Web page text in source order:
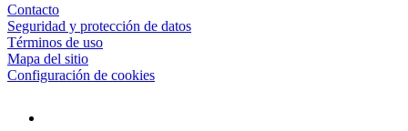
Contacto
Seguridad y protección de datos
Términos de uso
Mapa del sitio
Configuración de cookies